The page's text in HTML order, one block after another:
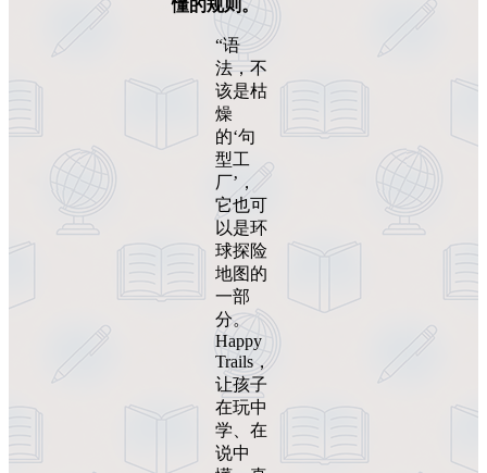
懂的规则。
“语
法，不
该是枯
燥
的‘句
型工
厂’，
它也可
以是环
球探险
地图的
一部
分。
Happy
Trails，
让孩子
在玩中
学、在
说中